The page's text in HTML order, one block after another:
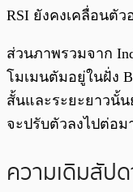
RSI ยังคงเคลื่อนตั
ส่วนภาพรวมจาก
โมเมนตัมอยู่ในฝั่ง
สั้นและระยะยาวนั้
จะปรับตัวลงไปต่อ
ความเดิมสัป